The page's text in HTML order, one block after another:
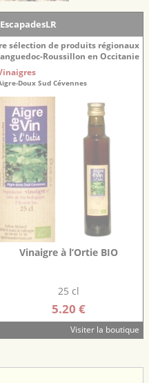
sélection de produits régionaux
Roussillon en Occitanie
Doux Sud Cévennes
Vinaigre à l’Ortie BIO
25 cl
5.20 €
Visiter la boutique